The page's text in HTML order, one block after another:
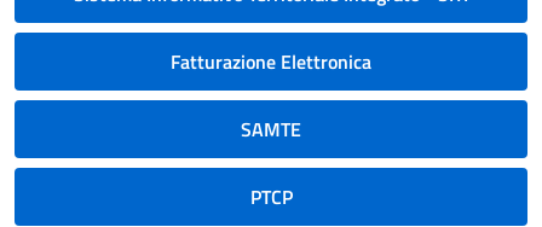
Fatturazione Elettronica
SAMTE
PTCP